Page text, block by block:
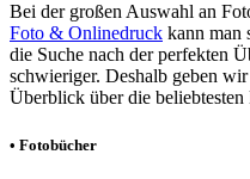
Bei der großen Auswahl an
Foto & Onlinedruck kann man
die Suche nach der perfekten
schwieriger. Deshalb geben
Überblick über die beliebtesten
• Fotobücher